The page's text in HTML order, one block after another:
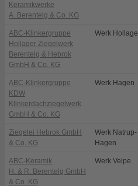
Keramikwerke
A. Berentelg & Co. KG
ABC-Klinkergruppe
Hollager Ziegelwerk
Berentelg & Hebrok
GmbH & Co. KG
Werk Hollage
ABC-Klinkergruppe
KDW
Klinkerdachziegelwerk
GmbH & Co. KG
Werk Hagen
Ziegelei Hebrok GmbH
& Co. KG
Werk Natrup-
Hagen
ABC-Keramik
H. & R. Berentelg GmbH
& Co. KG
Werk Velpe